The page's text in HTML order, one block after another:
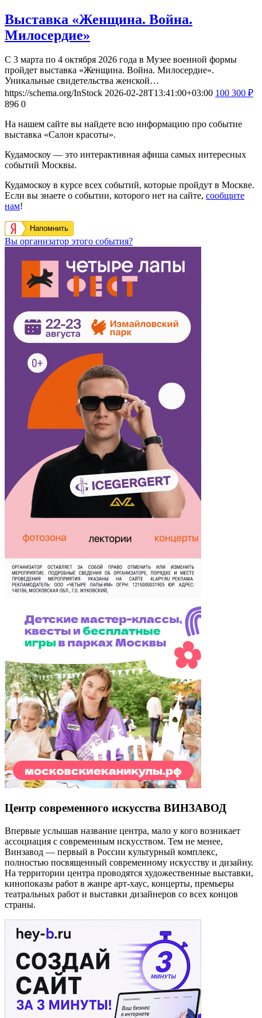
Выставка «Женщина. Война.
Милосердие»
С 3 марта по 4 октября 2026 года в Музее военной формы
пройдет выставка «Женщина. Война. Милосердие».
Уникальные свидетельства женской…
https://schema.org/InStock 2026-02-28T13:41:00+03:00 100 300 ₽
896 0
На нашем сайте вы найдете всю информацию про событие
выставка «Салон красоты».
Кудамоскоу — это интерактивная афиша самых интересных
событий Москвы.
Кудамоскоу в курсе всех событий, которые пройдут в Москве.
Если вы знаете о событии, которого нет на сайте, сообщите
нам!
Напомнить
Вы организатор этого события?
Центр современного искусства ВИНЗАВОД
Впервые услышав название центра, мало у кого возникает
ассоциация с современным искусством. Тем не менее,
Винзавод — первый в России культурный комплекс,
полностью посвященный современному искусству и дизайну.
На территории центра проводятся художественные выставки,
кинопоказы работ в жанре арт-хаус, концерты, премьеры
театральных работ и выставки дизайнеров со всех концов
страны.